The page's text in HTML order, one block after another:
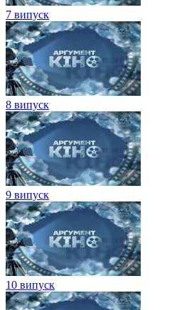
7 випуск
8 випуск
9 випуск
10 випуск